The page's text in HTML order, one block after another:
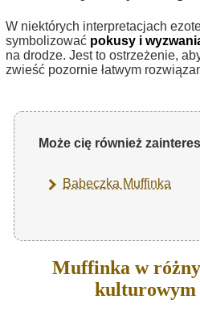
W niektórych interpretacjach
symbolizować pokusy i
na drodze. Jest to ostrzeżenie,
zwieść pozornie łatwym
Może cię również
Babeczka Muffinka
Muffinka w
kulturowym